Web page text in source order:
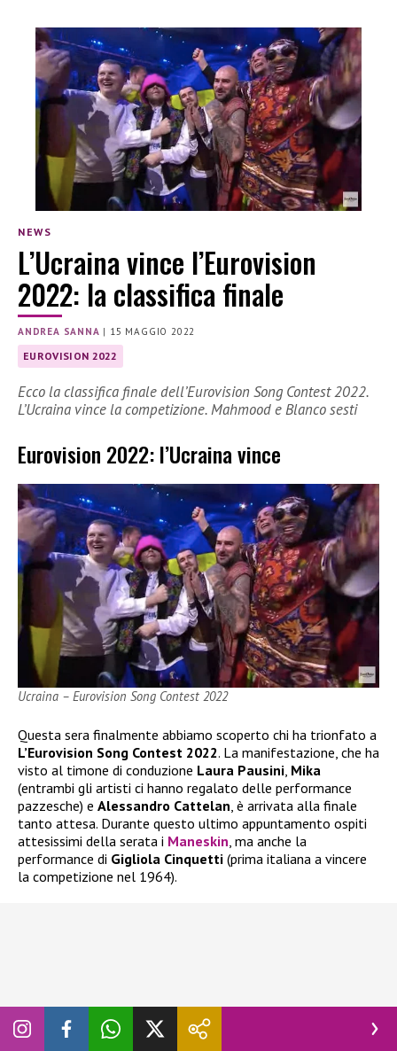
NEWS
L’Ucraina vince l’Eurovision
2022: la classifica finale
ANDREA SANNA | 15 MAGGIO 2022
EUROVISION 2022
Ecco la classifica finale dell’Eurovision Song Contest 2022.
L’Ucraina vince la competizione. Mahmood e Blanco sesti
Eurovision 2022: l’Ucraina vince
Ucraina – Eurovision Song Contest 2022
Questa sera finalmente abbiamo scoperto chi ha trionfato a
L’Eurovision Song Contest 2022. La manifestazione, che ha
visto al timone di conduzione Laura Pausini Mika
(entrambi gli artisti ci hanno regalato delle performance
pazzesche) e Alessandro Cattelan , è arrivata alla finale
tanto attesa. Durante questo ultimo appuntamento ospiti
attesissimi della serata i Maneskin , ma anche la
performance di Gigliola Cinquetti (prima italiana a vincere
la competizione nel 1964).